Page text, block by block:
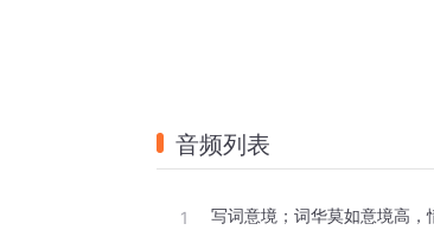
音频列表
1 写词意境；词华莫如意境高，